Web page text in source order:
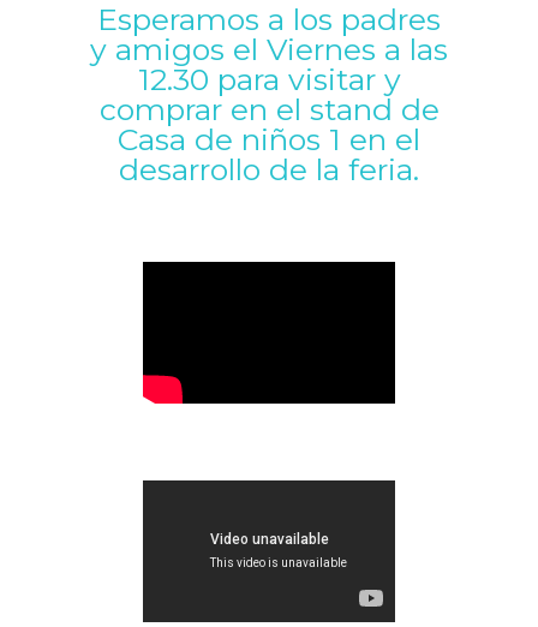
Esperamos a los padres
y amigos el Viernes a las
12.30 para visitar y
comprar en el stand de
Casa de niños 1 en el
desarrollo de la feria.